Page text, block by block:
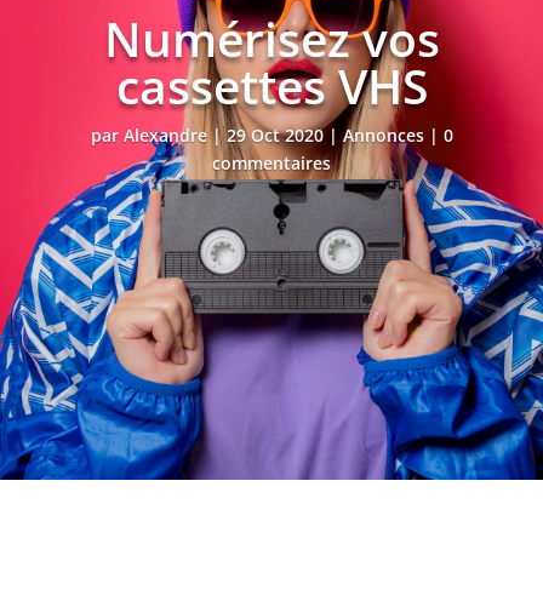
Numérisez vos
cassettes VHS
par Alexandre|29 Oct 2020|Annonces| 0
commentaires